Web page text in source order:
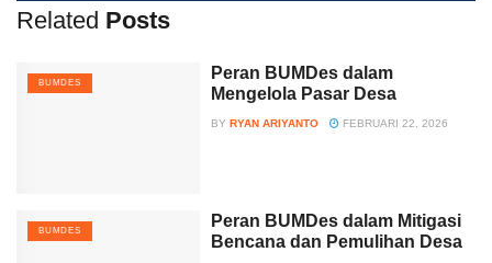
Related Posts
BUMDES
Peran BUMDes dalam
Mengelola Pasar Desa
BY RYAN ARIYANTO FEBRUARI 22, 2026
BUMDES
Peran BUMDes dalam Mitigasi
Bencana dan Pemulihan Desa